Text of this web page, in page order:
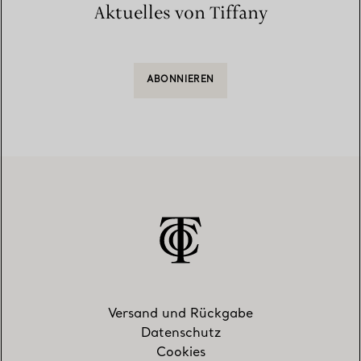
Aktuelles von Tiffany
ABONNIEREN
Versand und Rückgabe
Datenschutz
Cookies